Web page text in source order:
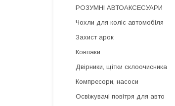
РОЗУМНІ АВТОАКСЕСУАРИ
Чохли для коліс автомобіля
Захист арок
Ковпаки
Двірники, щітки склоочисника
Компресори, насоси
Освіжувачі повітря для авто